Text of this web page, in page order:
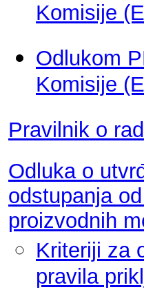
Komisije
Odlukom
Komisije
Pravilnik o
Odluka o
odstupanja
proizvodnih
Kriteriji za
pravila